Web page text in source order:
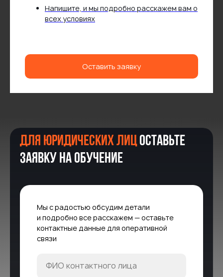
Напишите, и мы подробно расскажем вам о
всех условиях
Оставить заявку
Для юридических лицОставьте
заявку на обучение
Мы с радостью обсудим детали
и подробно все расскажем — оставьте
контактные данные для оперативной
связи